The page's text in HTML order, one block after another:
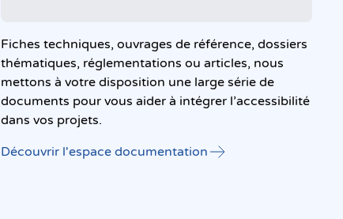
Fiches techniques, ouvrages de référence, dossiers
thématiques, réglementations ou articles, nous
mettons à votre disposition une large série de
documents pour vous aider à intégrer l’accessibilité
dans vos projets.
Découvrir l'espace documentation